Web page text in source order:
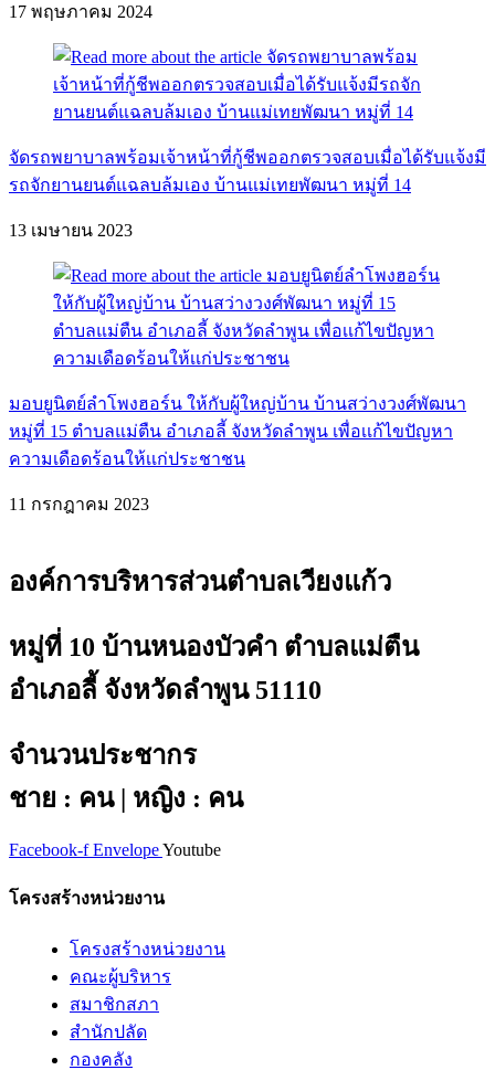
17 พฤษภาคม 2024
จัดรถพยาบาลพร้อมเจ้าหน้าที่กู้ชีพออกตรวจสอบเมื่อได้รับแจ้งมี
รถจักยานยนต์แฉลบล้มเอง บ้านแม่เทยพัฒนา หมู่ที่ 14
13 เมษายน 2023
มอบยูนิตย์ลำโพงฮอร์น ให้กับผู้ใหญ่บ้าน บ้านสว่างวงศ์พัฒนา
หมู่ที่ 15 ตำบลแม่ตืน อำเภอลี้ จังหวัดลำพูน เพื่อเเก้ไขปัญหา
ความเดือดร้อนให้เเก่ประชาชน
11 กรกฎาคม 2023
องค์การบริหารส่วนตำบลเวียงแก้ว
หมู่ที่ 10 บ้านหนองบัวคำ ตำบลแม่ตืน
อำเภอลี้ จังหวัดลำพูน 51110
จำนวนประชากร
ชาย : คน | หญิง : คน
Facebook-f EnvelopeYoutube
โครงสร้างหน่วยงาน
โครงสร้างหน่วยงาน
คณะผู้บริหาร
สมาชิกสภา
สำนักปลัด
กองคลัง